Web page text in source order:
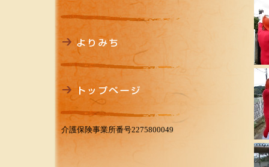
介護保険事業所番号2275800049